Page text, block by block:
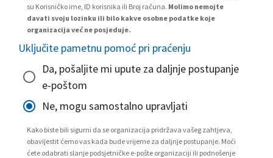
su Korisničko ime, ID korisnika ili Broj računa. Molimo nemojte
davati svoju lozinku ili bilo kakve osobne podatke koje
organizacija već ne posjeduje.
Uključite pametnu pomoć pri praćenju
Da, pošaljite mi upute za daljnje postupanje
e-poštom
Ne, mogu samostalno upravljati
Kako biste bili sigurni da se organizacija pridržava vašeg zahtjeva,
obavijestit ćemo vas kada bude vrijeme za daljnje postupanje. Moći
ćete odabrati slanje podsjetničke e-pošte organizaciji ili podnošenje